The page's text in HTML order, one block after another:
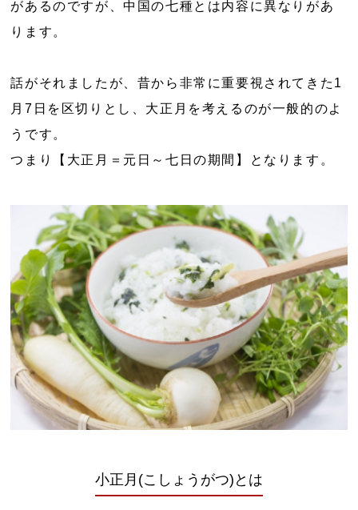
があるのですが、中国の七種とは内容に異なりがあ
ります。
話がそれましたが、昔から非常に重要視されてきた1
月7日を区切りとし、大正月を考えるのが一般的のよ
うです。
つまり【大正月＝元日～七日の期間】となります。
小正月(こしょうがつ)とは